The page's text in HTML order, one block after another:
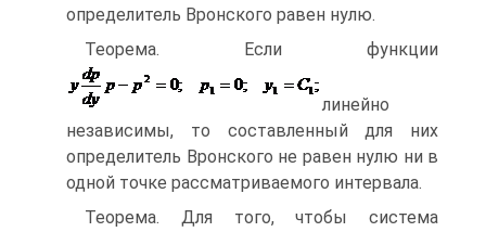
определитель Вронского равен нулю.
Теорема. Если функции
линейно
независимы, то составленный для них
определитель Вронского не равен нулю ни в
одной точке рассматриваемого интервала.
Теорема. Для того, чтобы система